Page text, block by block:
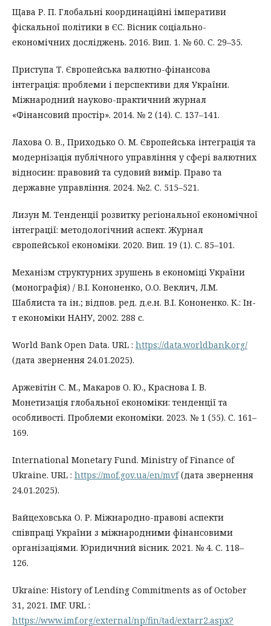
Щава Р. П. Глобальні координаційні імперативи
фіскальної політики в ЄС. Вісник соціально-
економічних досліджень. 2016. Вип. 1. № 60. С. 29–35.
Приступа Т. Європейська валютно-фінансова
інтеграція: проблеми і перспективи для України.
Міжнародний науково-практичний журнал
«Фінансовий простір». 2014. № 2 (14). С. 137–141.
Лахова О. В., Приходько О. М. Європейська інтеграція та
модернізація публічного управління у сфері валютних
відносин: правовий та судовий вимір. Право та
державне управління. 2024. №2. С. 515–521.
Лизун М. Тенденції розвитку регіональної економічної
інтеграції: методологічний аспект. Журнал
європейської економіки. 2020. Вип. 19 (1). С. 85–101.
Механізм структурних зрушень в економіці України
(монографія) / В.І. Кононенко, О.О. Веклич, Л.М.
Шаблиста та ін.; відпов. ред. д.е.н. В.І. Кононенко. К.: Ін-
т економіки НАНУ, 2002. 288 с.
World Bank Open Data. URL : https://data.worldbank.org/
(дата звернення 24.01.2025).
Аржевітін С. М., Макаров О. Ю., Краснова І. В.
Монетизація глобальної економіки: тенденції та
особливості. Проблеми економіки. 2023. № 1 (55). С. 161–
169.
International Monetary Fund. Ministry of Finance of
Ukraine. URL : https://mof.gov.ua/en/mvf(дата звернення
24.01.2025).
Вайцеховська О. Р. Міжнародно-правові аспекти
співпраці України з міжнародними фінансовими
організаціями. Юридичний вісник. 2021. № 4. С. 118–
126.
Ukraine: History of Lending Commitments as of October
31, 2021. IMF. URL :
https://www.imf.org/external/np/fin/tad/extarr2.aspx?